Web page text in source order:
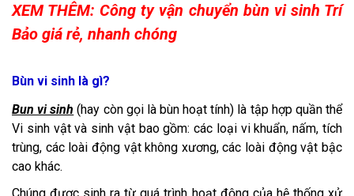
XEM THÊM: Công ty vận chuyển bùn vi sinh Trí
Bảo giá rẻ, nhanh chóng
Bùn vi sinh là gì?
Bun vi sinh (hay còn gọi là bùn hoạt tính) là tập hợp quần thể
Vi sinh vật và sinh vật bao gồm: các loại vi khuẩn, nấm, tích
trùng, các loài động vật không xương, các loài động vật bậc
cao khác.